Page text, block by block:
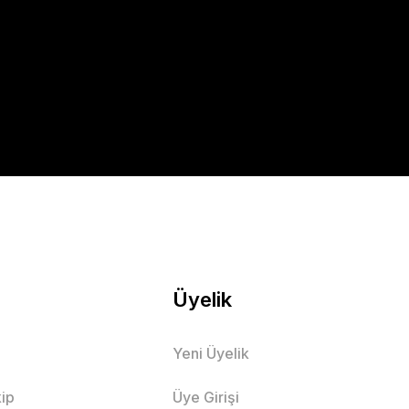
Üyelik
Yeni Üyelik
Üye Girişi